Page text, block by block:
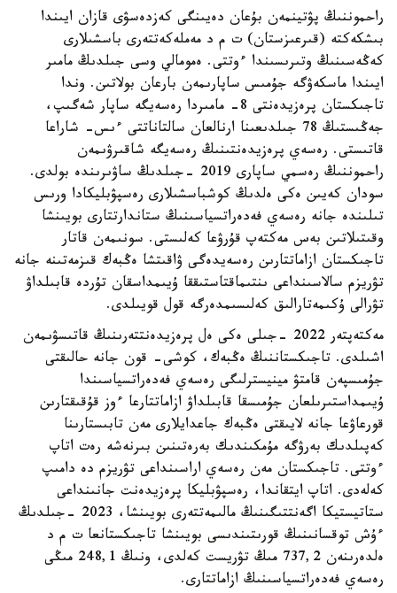
راحموننىڭ پۋتينمەن بۇعان دەيىنگى كەزدەسۋى قازان ايىندا
بىشكەكتە (قىرعىزستان) ت م د مەملەكەتتەرى باسشىلارى
كەڭەسىنىڭ وتىرىسىندا ءوتتى. ەمومالي وسى جىلدىڭ مامىر
ايىندا ماسكەۋگە جۇمىس ساپارىمەن بارعان بولاتىن. وندا
تاجىكستان پرەزيدەنتى 8- مامىردا رەسەيگە ساپار شەگىپ،
جەڭىستىڭ 78 جىلدىعىنا ارنالعان سالتاناتتى ءىس- شاراعا
قاتىستى. رەسەي پرەزيدەنتىنىڭ رەسەيگە شاقىرۋىمەن
راحموننىڭ رەسمي ساپارى 2019 -جىلدىڭ ساۋىرىندە بولدى.
سودان كەيىن ەكى ەلدىڭ كوشباسشىلارى رەسپۋبليكادا ورىس
تىلىندە جانە رەسەي فەدەراتسياسىنىڭ ستاندارتتارى بويىنشا
وقىتىلاتىن بەس مەكتەپ قۇرۋعا كەلىستى. سونىمەن قاتار
تاجىكستان ازاماتتارىن رەسەيدەگى ۋاقىتشا ەڭبەك قىزمەتىنە جانە
تۋريزم سالاسىنداعى ىنتىماقتاستىققا ۇيىمداسقان تۇردە قابىلداۋ
تۋرالى ۇكىمەتارالىق كەلىسىمدەرگە قول قويىلدى.
مەكتەپتەر 2022 -جىلى ەكى ەل پرەزيدەنتتەرىنىڭ قاتىسۋىمەن
اشىلدى. تاجىكستاننىڭ ەڭبەك، كوشى- قون جانە حالىقتى
جۇمىسپەن قامتۋ مينيسترلىگى رەسەي فەدەراتسياسىندا
ۇيىمداستىرىلعان جۇمىسقا قابىلداۋ ازاماتتارعا ءوز قۇقىقتارىن
قورعاۋعا جانە لايىقتى ەڭبەك جاعدايلارى مەن تابىستارىنا
كەپىلدىك بەرۋگە مۇمكىندىك بەرەتىنىن بىرنەشە رەت اتاپ
ءوتتى. تاجىكستان مەن رەسەي اراسىنداعى تۋريزم دە دامىپ
كەلەدى. اتاپ ايتقاندا، رەسپۋبليكا پرەزيدەنت جانىنداعى
ستاتيستيكا اگەنتتىگىنىڭ مالىمەتتەرى بويىنشا، 2023 -جىلدىڭ
ءۇش توقسانىنىڭ قورىتىندىسى بويىنشا تاجىكستانعا ت م د
ەلدەرىنەن 737,2 مىڭ تۋريست كەلدى، ونىڭ 248,1 مىڭى
رەسەي فەدەراتسياسىنىڭ ازاماتتارى.